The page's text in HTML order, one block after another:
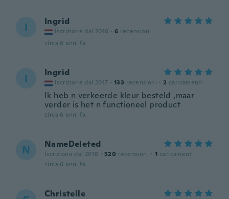
I Ingrid
Iscrizione dal 2016 · 6 recensioni
circa 6 anni fa
I Ingrid
Iscrizione dal 2017 · 133 recensioni · 2 caricamenti
Ik heb n verkeerde kleur besteld ,maar
verder is het n functioneel product
circa 6 anni fa
N NameDeleted
Iscrizione dal 2018 · 520 recensioni · 1 caricamenti
circa 6 anni fa
Christelle